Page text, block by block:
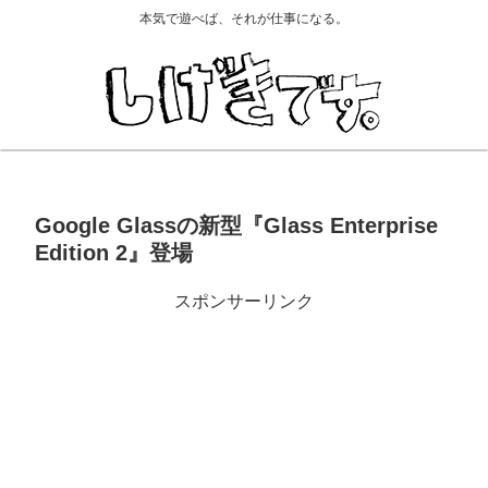
本気で遊べば、それが仕事になる。
Google Glassの新型『Glass Enterprise
Edition 2』登場
スポンサーリンク